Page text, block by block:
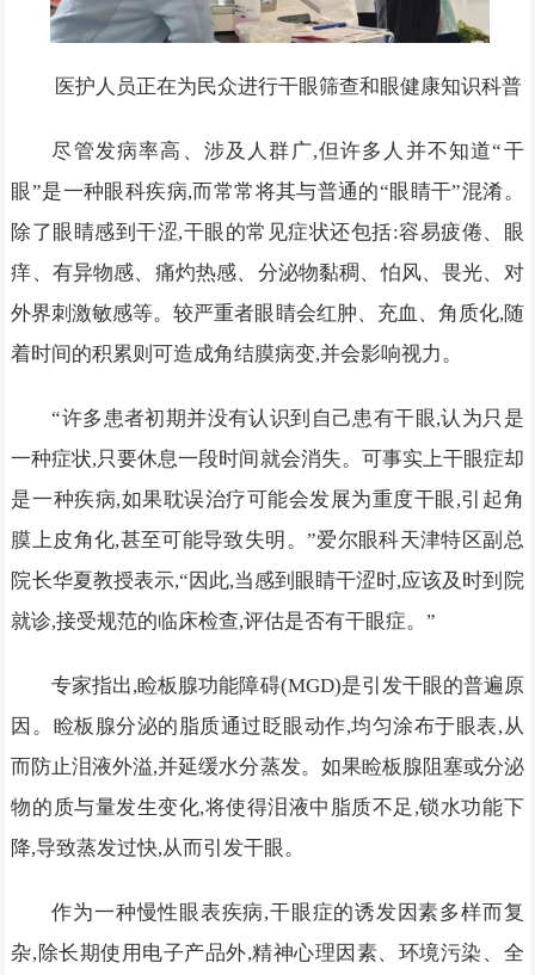
医护人员正在为民众进行干眼筛查和眼健康知识科普
尽管发病率高、涉及人群广,但许多人并不知道“干
眼”是一种眼科疾病,而常常将其与普通的“眼睛干”混淆。
除了眼睛感到干涩,干眼的常见症状还包括:容易疲倦、眼
痒、有异物感、痛灼热感、分泌物黏稠、怕风、畏光、对
外界刺激敏感等。较严重者眼睛会红肿、充血、角质化,随
着时间的积累则可造成角结膜病变,并会影响视力。
“许多患者初期并没有认识到自己患有干眼,认为只是
一种症状,只要休息一段时间就会消失。可事实上干眼症却
是一种疾病,如果耽误治疗可能会发展为重度干眼,引起角
膜上皮角化,甚至可能导致失明。”爱尔眼科天津特区副总
院长华夏教授表示,“因此,当感到眼睛干涩时,应该及时到院
就诊,接受规范的临床检查,评估是否有干眼症。”
专家指出,睑板腺功能障碍(MGD)是引发干眼的普遍原
因。睑板腺分泌的脂质通过眨眼动作,均匀涂布于眼表,从
而防止泪液外溢,并延缓水分蒸发。如果睑板腺阻塞或分泌
物的质与量发生变化,将使得泪液中脂质不足,锁水功能下
降,导致蒸发过快,从而引发干眼。
作为一种慢性眼表疾病,干眼症的诱发因素多样而复
杂,除长期使用电子产品外,精神心理因素、环境污染、全